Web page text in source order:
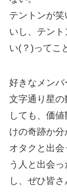
テントンが
いし、テン
い(？)ってこ
好きなメンバ
文字通り星の
しても、価
けの奇跡か
オタクと出
う人と出会
し、ぜひ皆